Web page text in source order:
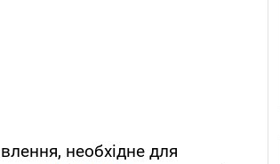
необхідне для